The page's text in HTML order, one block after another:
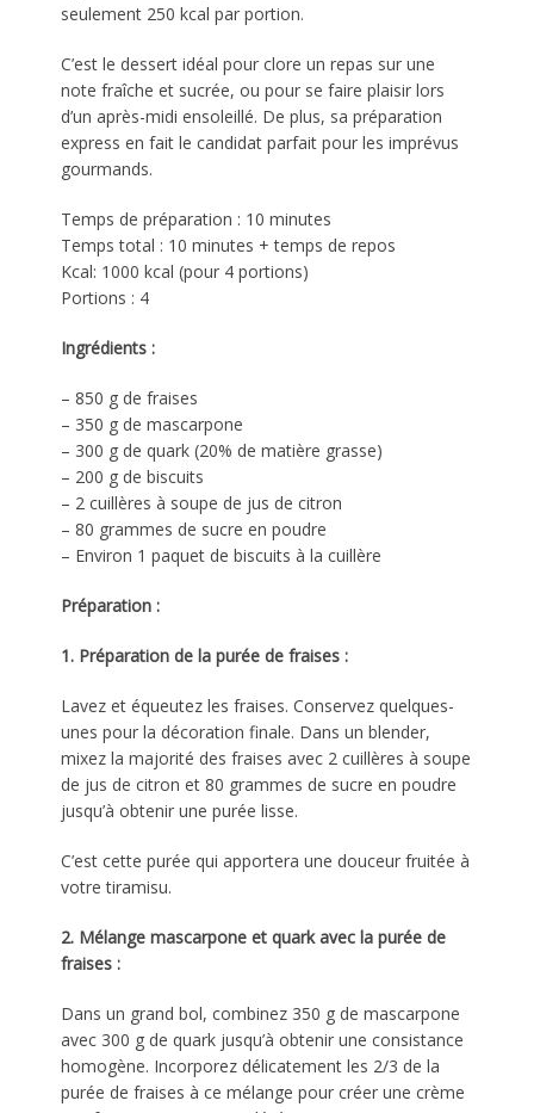
seulement 250 kcal par portion.
C’est le dessert idéal pour clore un repas sur une
note fraîche et sucrée, ou pour se faire plaisir lors
d’un après-midi ensoleillé. De plus, sa préparation
express en fait le candidat parfait pour les imprévus
gourmands.
Temps de préparation : 10 minutes
Temps total : 10 minutes + temps de repos
Kcal: 1000 kcal (pour 4 portions)
Portions : 4
Ingrédients :
– 850 g de fraises
– 350 g de mascarpone
– 300 g de quark (20% de matière grasse)
– 200 g de biscuits
– 2 cuillères à soupe de jus de citron
– 80 grammes de sucre en poudre
– Environ 1 paquet de biscuits à la cuillère
Préparation :
1. Préparation de la purée de fraises :
Lavez et équeutez les fraises. Conservez quelques-
unes pour la décoration finale. Dans un blender,
mixez la majorité des fraises avec 2 cuillères à soupe
de jus de citron et 80 grammes de sucre en poudre
jusqu’à obtenir une purée lisse.
C’est cette purée qui apportera une douceur fruitée à
votre tiramisu.
2. Mélange mascarpone et quark avec la purée de
fraises :
Dans un grand bol, combinez 350 g de mascarpone
avec 300 g de quark jusqu’à obtenir une consistance
homogène. Incorporez délicatement les 2/3 de la
purée de fraises à ce mélange pour créer une crème